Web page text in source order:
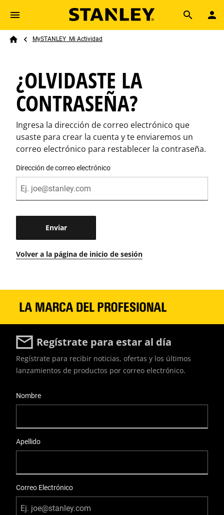
Skip to main content
Search
Breadcrumb
MySTANLEY  Mi Actividad
¿OLVIDASTE LA
CONTRASEÑA?
Ingresa la dirección de correo electrónico que
usaste para crear la cuenta y te enviaremos un
correo electrónico para restablecer la contraseña.
Dirección de correo electrónico
Volver a la página de inicio de sesión
Regístrate para estar al día
Regístrate para recibir noticias, ofertas y los últimos
lanzamientos de productos por correo electrónico.
Nombre
Apellido
Correo Electrónico